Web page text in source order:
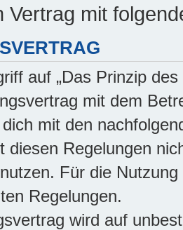
Vertrag mit
auf „Das Prinzip
mit dem
mit den
diesen Regelungen
Für die
Regelungen.
wird auf